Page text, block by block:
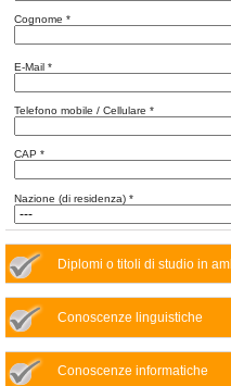
Cognome *
E-Mail *
Telefono mobile / Cellulare *
CAP *
Nazione (di residenza) *
Diplomi o titoli di studio in
Conoscenze linguistiche
Conoscenze informatiche